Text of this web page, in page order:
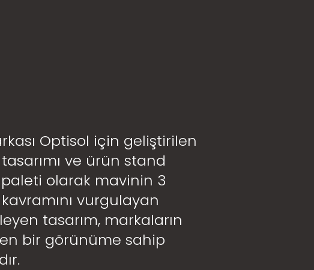
Optisol için geliştirilen
ve ürün stand
paleti olarak mavinin 3
vurgulayan
tasarım, markaların
bir görünüme sahip